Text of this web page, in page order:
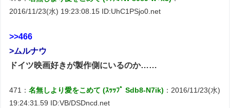
2016/11/23(水) 19:23:08.15 ID:UhC1PSjo0.net
>>466
>ムルナウ
ドイツ映画好きが製作側にいるのか……
471：名無しより愛をこめて (ｽｯｯﾌﾟ Sdb8-N7ik) ：2016/11/23(水)
19:24:31.59 ID:VB/DSDncd.net